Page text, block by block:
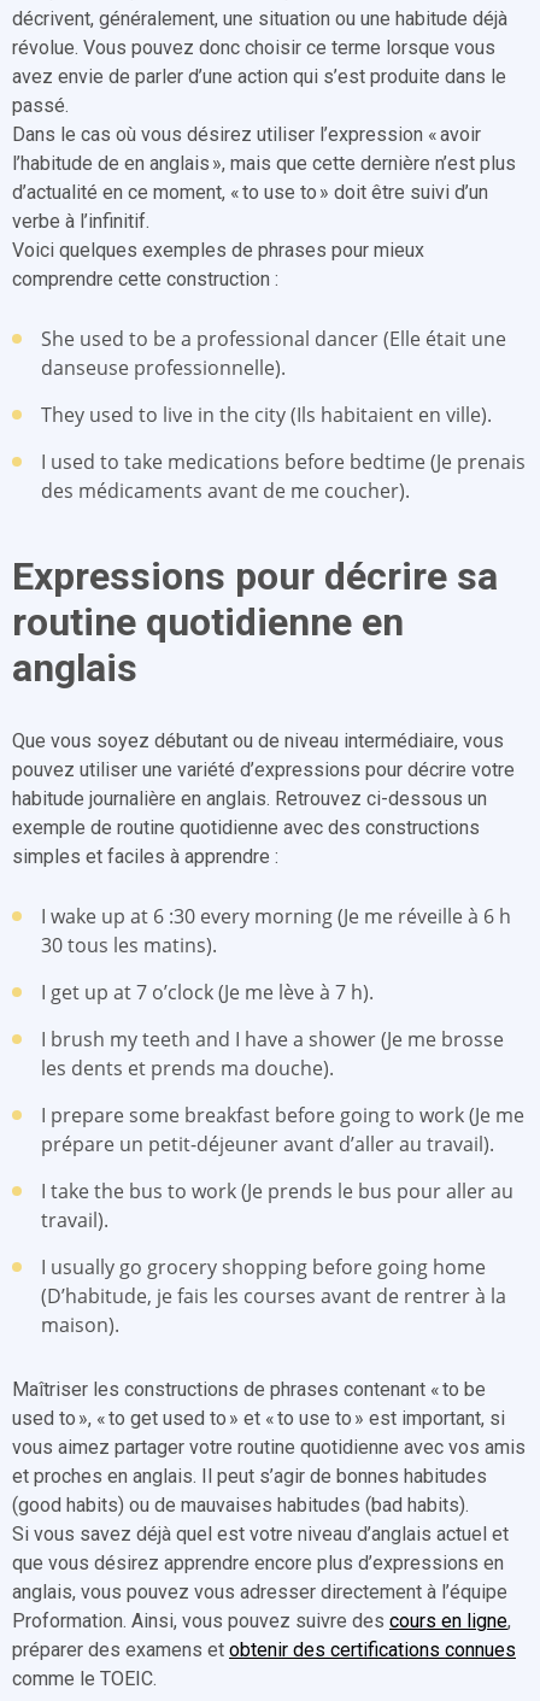
décrivent, généralement, une situation ou une habitude déjà
révolue. Vous pouvez donc choisir ce terme lorsque vous
avez envie de parler d’une action qui s’est produite dans le
passé.
Dans le cas où vous désirez utiliser l’expression « avoir
l’habitude de en anglais », mais que cette dernière n’est plus
d’actualité en ce moment, « to use to » doit être suivi d’un
verbe à l’infinitif.
Voici quelques exemples de phrases pour mieux
comprendre cette construction :
She used to be a professional dancer (Elle était une
danseuse professionnelle).
They used to live in the city (Ils habitaient en ville).
I used to take medications before bedtime (Je prenais
des médicaments avant de me coucher).
Expressions pour décrire sa
routine quotidienne en
anglais
Que vous soyez débutant ou de niveau intermédiaire, vous
pouvez utiliser une variété d’expressions pour décrire votre
habitude journalière en anglais. Retrouvez ci-dessous un
exemple de routine quotidienne avec des constructions
simples et faciles à apprendre :
I wake up at 6 :30 every morning (Je me réveille à 6 h
30 tous les matins).
I get up at 7 o’clock (Je me lève à 7 h).
I brush my teeth and I have a shower (Je me brosse
les dents et prends ma douche).
I prepare some breakfast before going to work (Je me
prépare un petit-déjeuner avant d’aller au travail).
I take the bus to work (Je prends le bus pour aller au
travail).
I usually go grocery shopping before going home
(D’habitude, je fais les courses avant de rentrer à la
maison).
Maîtriser les constructions de phrases contenant « to be
used to », « to get used to » et « to use to » est important, si
vous aimez partager votre routine quotidienne avec vos amis
et proches en anglais. Il peut s’agir de bonnes habitudes
(good habits) ou de mauvaises habitudes (bad habits).
Si vous savez déjà quel est votre niveau d’anglais actuel et
que vous désirez apprendre encore plus d’expressions en
anglais, vous pouvez vous adresser directement à l’équipe
Proformation. Ainsi, vous pouvez suivre des cours en ligne,
préparer des examens et obtenir des certifications connues
comme le TOEIC.